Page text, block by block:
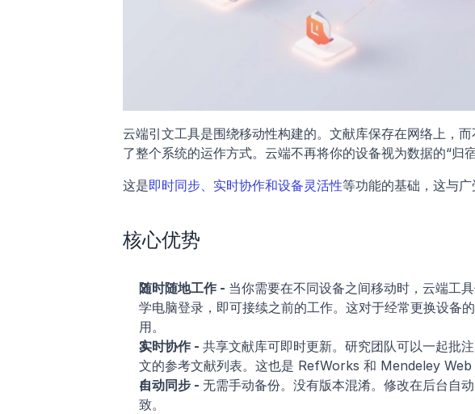
云端引文工具是围绕移动性构建的。文献库保存在网络上，
了整个系统的运作方式。云端不再将你的设备视为数据的“归
这是即时同步、实时协作和设备灵活性等功能的基础，这与广
核心优势
随时随地工作 - 当你需要在不同设备之间移动时，云端工
学电脑登录，即可接续之前的工作。这对于经常更换设备
用。
实时协作 - 共享文献库可即时更新。研究团队可以一起批
文的参考文献列表。这也是 RefWorks 和 Mendeley Web
自动同步 - 无需手动备份。没有版本混淆。修改在后台自
致。